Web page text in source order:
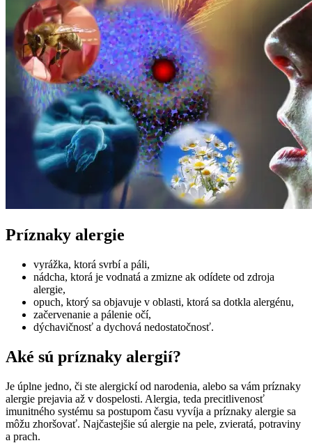
Príznaky alergie
vyrážka, ktorá svrbí a páli,
nádcha, ktorá je vodnatá a zmizne ak odídete od zdroja
alergie,
opuch, ktorý sa objavuje v oblasti, ktorá sa dotkla alergénu,
začervenanie a pálenie očí,
dýchavičnosť a dychová nedostatočnosť.
Aké sú príznaky alergií?
Je úplne jedno, či ste alergickí od narodenia, alebo sa vám príznaky
alergie prejavia až v dospelosti. Alergia, teda precitlivenosť
imunitného systému sa postupom času vyvíja a príznaky alergie sa
môžu zhoršovať. Najčastejšie sú alergie na pele, zvieratá, potraviny
a prach.